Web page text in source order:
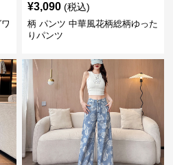
¥3,090 (税込)
柄 パンツ 中華風花柄総柄ゆった
りパンツ